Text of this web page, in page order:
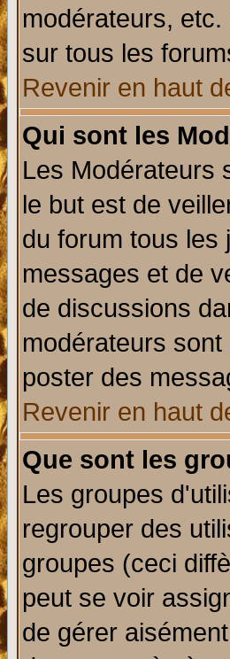
modérateurs,
sur tous les
Revenir en haut
Qui sont les
Les Modérateurs
le but est de
du forum tous les
messages et de
de discussions
modérateurs
poster des
Revenir en haut
Que sont les
Les groupes
regrouper des
groupes (ceci
peut se voir
de gérer